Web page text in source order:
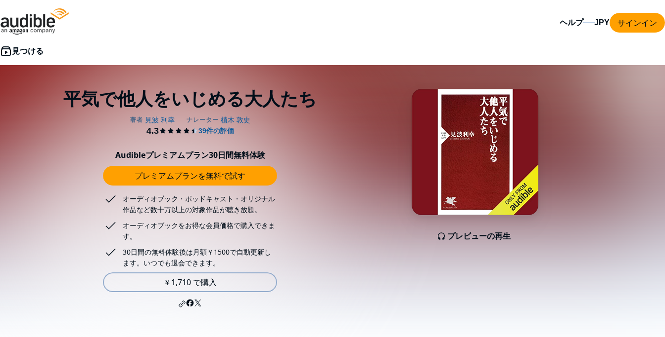
ヘルプ サインイン
平気で他人をいじめる大人たち
プレビューの再生
Audibleプレミアムプラン30日間無料体験
プレミアムプランを無料で試す
オーディオブック・ポッドキャスト・オリジナル
作品など数十万以上の対象作品が聴き放題。
オーディオブックをお得な会員価格で購入できま
す。
30日間の無料体験後は月額￥1500で自動更新し
ます。いつでも退会できます。
￥1,710 で購入